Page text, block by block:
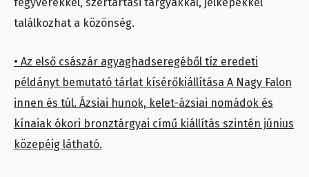
fegyverekkel, szertartási tárgyakkal, jelképekkel
találkozhat a közönség.
• Az első császár agyaghadseregéből tíz eredeti
példányt bemutató tárlat kísérőkiállítása A Nagy Falon
innen és túl. Ázsiai hunok, kelet-ázsiai nomádok és
kínaiak ókori bronztárgyai című kiállítás szintén június
közepéig látható.